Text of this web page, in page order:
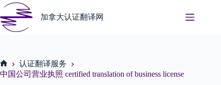
Skip
content
加拿大认证翻译网
Home
认证翻译服务
中国公司营业执照 certified translation of business license